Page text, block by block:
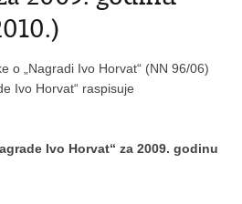
o „Nagradi Ivo Horvat“ (NN 96/06)
Ivo Horvat“ raspisuje
Ivo Horvat“ za 2009. godinu